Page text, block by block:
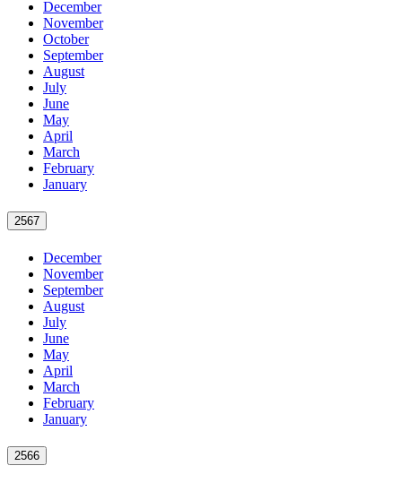
December
November
October
September
August
July
June
May
April
March
February
January
2567
December
November
September
August
July
June
May
April
March
February
January
2566